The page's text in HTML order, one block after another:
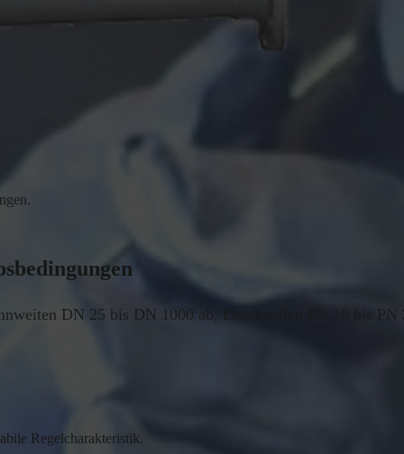
DN 25 bis DN 1000 ab, Druckstufen PN 10 bis
Regelcharakteristik.